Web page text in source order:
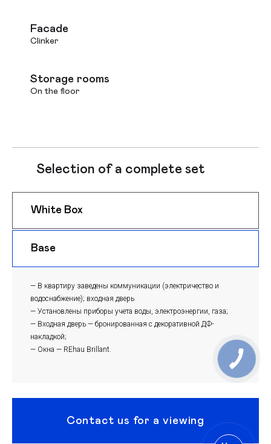
Facade
Clinker
Storage rooms
On the floor
Selection of a complete set
White Box
Base
— В квартиру заведены коммуникации (электричество и
водоснабжение); входная дверь
— Установлены приборы учета воды, электроэнергии, газа;
— Входная дверь — бронированная с декоративной ДФ-
накладкой;
— Окна — REhau Brillant.
Contact us for a viewing